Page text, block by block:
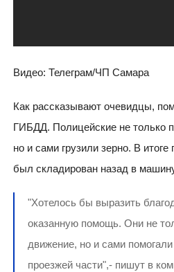
Видео: Телеграм/ЧП Самара
Как рассказывают очевидцы,
ГИБДД. Полицейские не только
но и сами грузили зерно. В
был складирован назад в
"Хотелось бы выразить
оказанную помощь. Они не
движение, но и сами
проезжей части",- пишут в